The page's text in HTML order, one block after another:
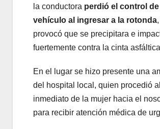
la conductora perdió el control
vehículo al ingresar a la rotonda
provocó que se precipitara e
fuertemente contra la cinta
En el lugar se hizo presente una
del hospital local, quien procedió
inmediato de la mujer hacia el
para recibir atención médica de